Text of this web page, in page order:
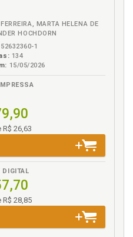
MARTA HELENA DE
HOCHDORN
1
134
15/05/2026
R$ 26,63
DIGITAL
R$ 28,85